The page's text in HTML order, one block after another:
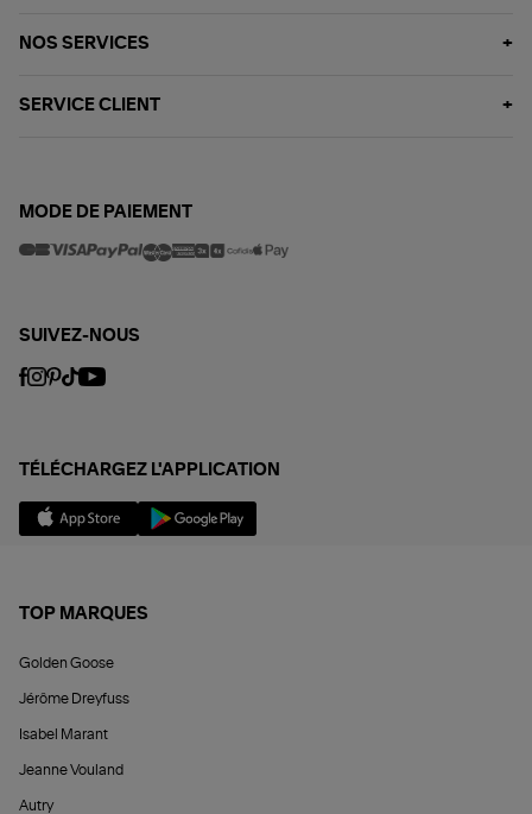
NOS SERVICES
SERVICE CLIENT
MODE DE PAIEMENT
SUIVEZ-NOUS
TÉLÉCHARGEZ L'APPLICATION
TOP MARQUES
Golden Goose
Jérôme Dreyfuss
Isabel Marant
Jeanne Vouland
Autry